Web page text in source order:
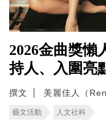
2026金曲獎懶
持人、入圍亮
撰文 美麗佳人（Ren
藝文活動 人文社科